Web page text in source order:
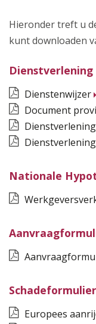
Hieronder treft u
kunt downloaden
Dienstverlening
Dienstenwijzer
Document
Nationale
Europees